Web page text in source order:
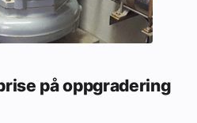
på oppgradering